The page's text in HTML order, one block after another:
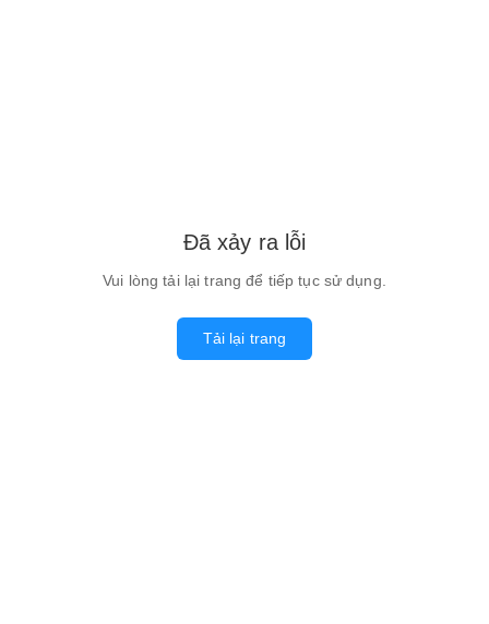
Đã xảy ra lỗi
Vui lòng tải lại trang để tiếp tục sử dụng.
Tải lại trang